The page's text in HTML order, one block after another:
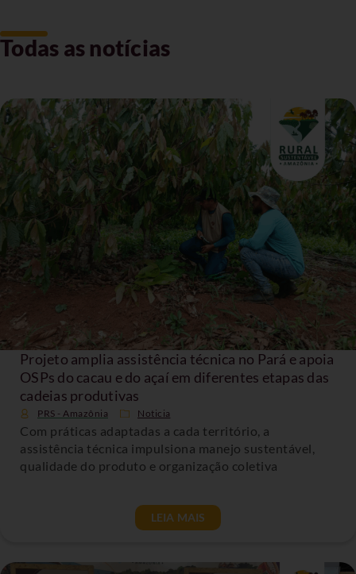
Todas as notícias
Projeto amplia assistência técnica no Pará e apoia
OSPs do cacau e do açaí em diferentes etapas das
cadeias produtivas
PRS - Amazônia Noticia
Com práticas adaptadas a cada território, a
assistência técnica impulsiona manejo sustentável,
qualidade do produto e organização coletiva
LEIA MAIS